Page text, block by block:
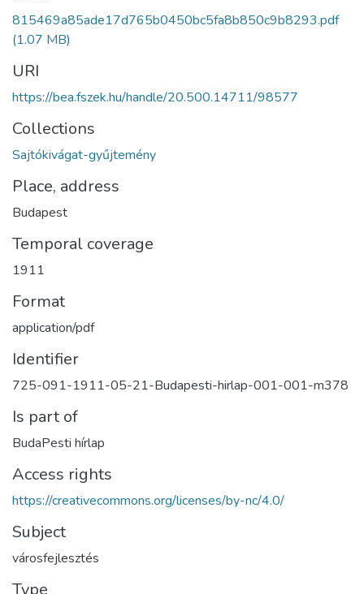
815469a85ade17d765b0450bc5fa8b850c9b8293.pdf
(1.07 MB)
URI
https://bea.fszek.hu/handle/20.500.14711/98577
Collections
Sajtókivágat-gyűjtemény
Place, address
Budapest
Temporal coverage
1911
Format
application/pdf
Identifier
725-091-1911-05-21-Budapesti-hirlap-001-001-m378
Is part of
BudaPesti hírlap
Access rights
https://creativecommons.org/licenses/by-nc/4.0/
Subject
városfejlesztés